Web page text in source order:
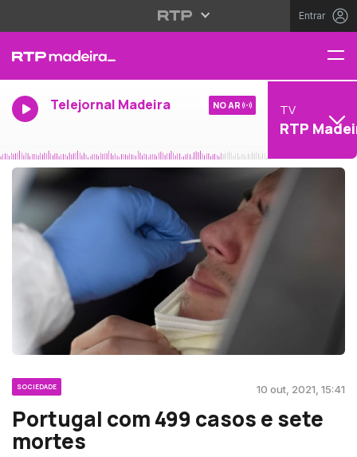
Entrar
Telejornal Madeira NO AR TV
RTP
SOCIEDADE 10 out, 2021, 15:41
Portugal com 499 casos e sete
mortes